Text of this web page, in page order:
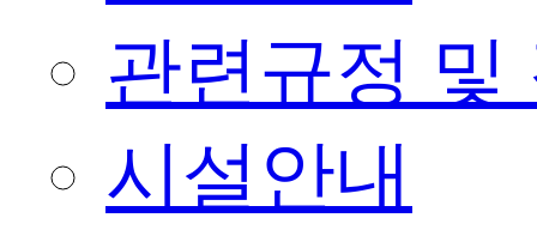
관련규정 및
시설안내